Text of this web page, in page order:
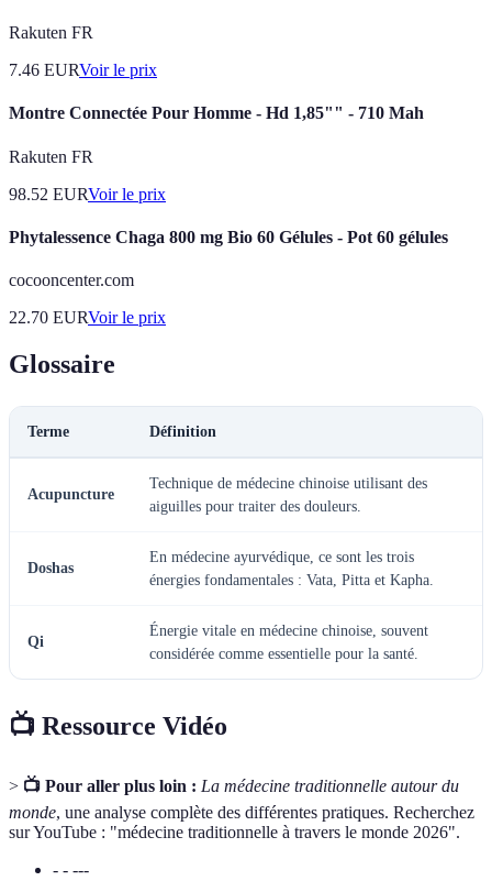
Rakuten FR
7.46 EURVoir le prix
Montre Connectée Pour Homme - Hd 1,85"" - 710 Mah
Rakuten FR
98.52 EURVoir le prix
Phytalessence Chaga 800 mg Bio 60 Gélules - Pot 60 gélules
cocooncenter.com
22.70 EURVoir le prix
Glossaire
Terme Définition
Acupuncture
Technique de médecine chinoise utilisant des
aiguilles pour traiter des douleurs.
Doshas
En médecine ayurvédique, ce sont les trois
énergies fondamentales : Vata, Pitta et Kapha.
Qi
Énergie vitale en médecine chinoise, souvent
considérée comme essentielle pour la santé.
📺 Ressource Vidéo
> 📺 Pour aller plus loin : La médecine traditionnelle autour du
monde, une analyse complète des différentes pratiques. Recherchez
sur YouTube : "médecine traditionnelle à travers le monde 2026".
- - ---